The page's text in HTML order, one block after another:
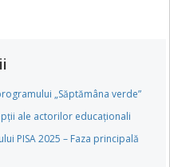
„Săptămâna verde”
ale actorilor educaționali
PISA 2025 – Faza principală